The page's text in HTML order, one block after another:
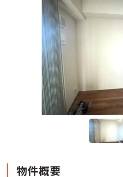
物件概要